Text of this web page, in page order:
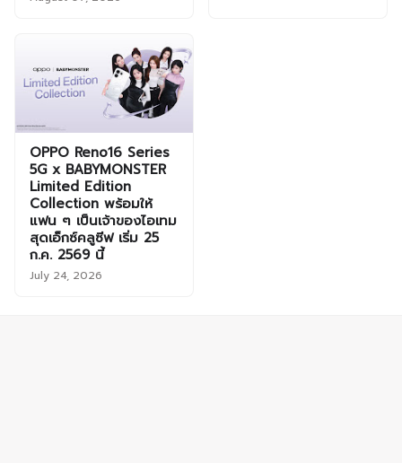
OPPO Reno16 Series
5G x BABYMONSTER
Limited Edition
Collection พร้อมให้
แฟน ๆ เป็นเจ้าของไอเทม
สุดเอ็กซ์คลูซีฟ เริ่ม 25
ก.ค. 2569 นี้
July 24, 2026